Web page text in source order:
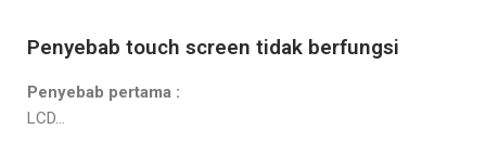
Penyebab touch screen tidak berfungsi
Penyebab pertama :
LCD…